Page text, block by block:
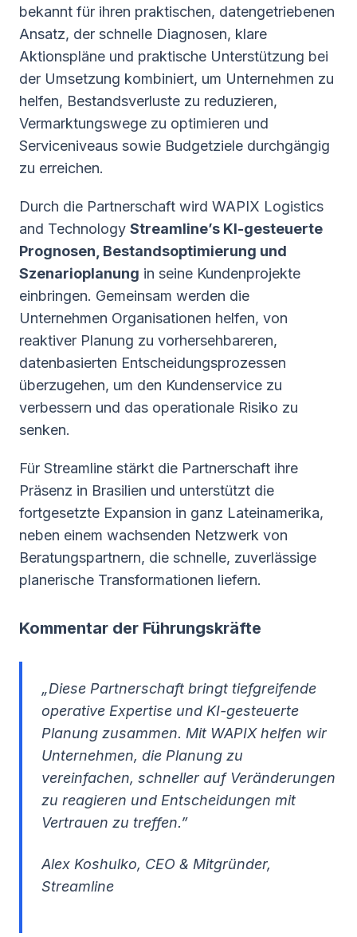
bekannt für ihren praktischen, datengetriebenen
Ansatz, der schnelle Diagnosen, klare
Aktionspläne und praktische Unterstützung bei
der Umsetzung kombiniert, um Unternehmen zu
helfen, Bestandsverluste zu reduzieren,
Vermarktungswege zu optimieren und
Serviceniveaus sowie Budgetziele durchgängig
zu erreichen.
Durch die Partnerschaft wird WAPIX Logistics
and Technology Streamline’s KI-gesteuerte
Prognosen, Bestandsoptimierung und
Szenarioplanung in seine Kundenprojekte
einbringen. Gemeinsam werden die
Unternehmen Organisationen helfen, von
reaktiver Planung zu vorhersehbareren,
datenbasierten Entscheidungsprozessen
überzugehen, um den Kundenservice zu
verbessern und das operationale Risiko zu
senken.
Für Streamline stärkt die Partnerschaft ihre
Präsenz in Brasilien und unterstützt die
fortgesetzte Expansion in ganz Lateinamerika,
neben einem wachsenden Netzwerk von
Beratungspartnern, die schnelle, zuverlässige
planerische Transformationen liefern.
Kommentar der Führungskräfte
„Diese Partnerschaft bringt tiefgreifende
operative Expertise und KI-gesteuerte
Planung zusammen. Mit WAPIX helfen wir
Unternehmen, die Planung zu
vereinfachen, schneller auf Veränderungen
zu reagieren und Entscheidungen mit
Vertrauen zu treffen.”
Alex Koshulko, CEO & Mitgründer,
Streamline